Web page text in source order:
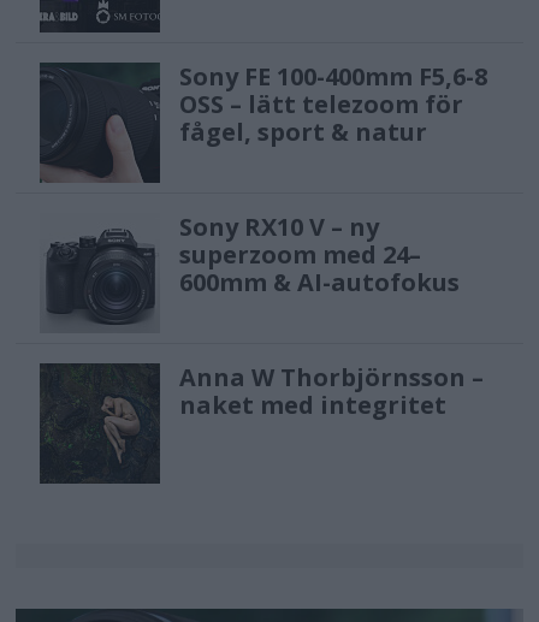
Sony FE 100-400mm F5,6-8
OSS – lätt telezoom för
fågel, sport & natur
Sony RX10 V – ny
superzoom med 24–
600mm & AI-autofokus
Anna W Thorbjörnsson –
naket med integritet